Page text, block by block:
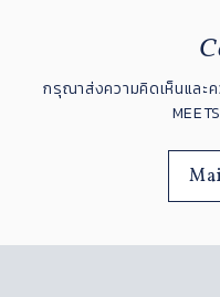
กรุณาส่งความคิดเห็นและ